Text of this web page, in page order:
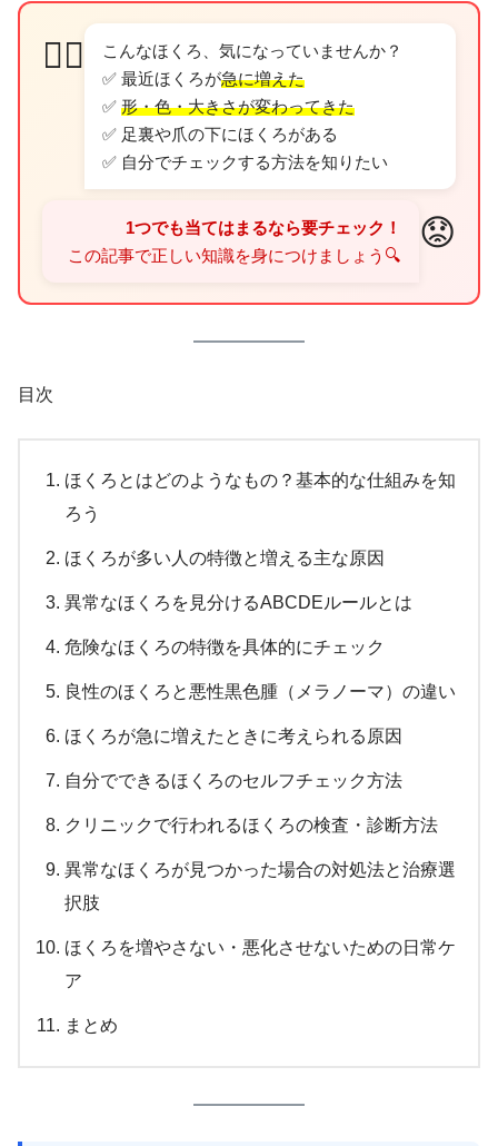
👩‍⚕️
こんなほくろ、気になっていませんか？
✅ 最近ほくろが急に増えた
✅ 形・色・大きさが変わってきた
✅ 足裏や爪の下にほくろがある
✅ 自分でチェックする方法を知りたい
1つでも当てはまるなら要チェック！
この記事で正しい知識を身につけましょう🔍
😟
目次
ほくろとはどのようなもの？基本的な仕組みを知
ろう
ほくろが多い人の特徴と増える主な原因
異常なほくろを見分けるABCDEルールとは
危険なほくろの特徴を具体的にチェック
良性のほくろと悪性黒色腫（メラノーマ）の違い
ほくろが急に増えたときに考えられる原因
自分でできるほくろのセルフチェック方法
クリニックで行われるほくろの検査・診断方法
異常なほくろが見つかった場合の対処法と治療選
択肢
ほくろを増やさない・悪化させないための日常ケ
ア
まとめ